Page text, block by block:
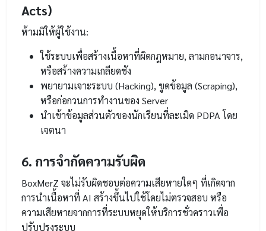
Acts)
ห้ามมิให้ผู้ใช้งาน:
ใช้ระบบเพื่อสร้างเนื้อหาที่ผิดกฎหมาย, ลามกอนาจาร,
หรือสร้างความเกลียดชัง
พยายามเจาะระบบ (Hacking), ขูดข้อมูล (Scraping),
หรือก่อกวนการทำงานของ Server
นำเข้าข้อมูลส่วนตัวของนักเรียนที่ละเมิด PDPA โดย
เจตนา
6. การจำกัดความรับผิด
BoxMerZ จะไม่รับผิดชอบต่อความเสียหายใดๆ ที่เกิดจาก
การนำเนื้อหาที่ AI สร้างขึ้นไปใช้โดยไม่ตรวจสอบ หรือ
ความเสียหายจากการที่ระบบหยุดให้บริการชั่วคราวเพื่อ
ปรับปรุงระบบ